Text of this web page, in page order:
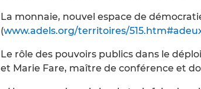
La monnaie, nouvel espace de
(www.adels.org/territoires/
Le rôle des pouvoirs publics dans le
et Marie Fare, maître de conférence et